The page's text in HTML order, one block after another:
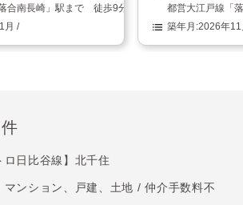
合南長崎」駅まで 徒歩9分
月
都営大江戸線「
2026年11
ロ日比谷線】北千住
マンション、戸建、土地 / 仲介手数料不